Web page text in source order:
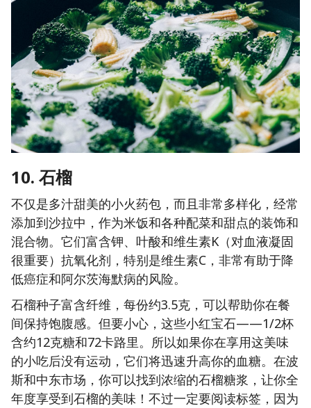
10. 石榴
不仅是多汁甜美的小火药包，而且非常多样化，经常
添加到沙拉中，作为米饭和各种配菜和甜点的装饰和
混合物。它们富含钾、叶酸和维生素K（对血液凝固
很重要）抗氧化剂，特别是维生素C，非常有助于降
低癌症和阿尔茨海默病的风险。
石榴种子富含纤维，每份约3.5克，可以帮助你在餐
间保持饱腹感。但要小心，这些小红宝石——1/2杯
含约12克糖和72卡路里。所以如果你在享用这美味
的小吃后没有运动，它们将迅速升高你的血糖。在波
斯和中东市场，你可以找到浓缩的石榴糖浆，让你全
年度享受到石榴的美味！不过一定要阅读标签，因为